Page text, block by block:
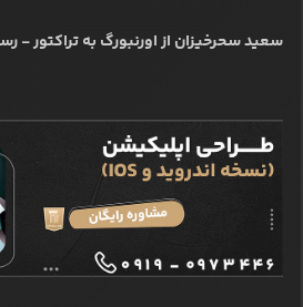
سعید سحرخیزان از اورنبورگ به تراکتور - رسانه